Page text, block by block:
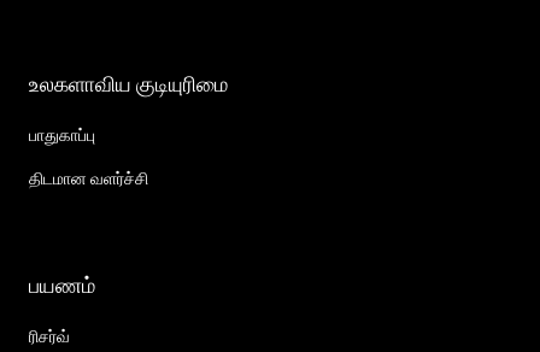
உலகளாவிய குடியுரிமை
பாதுகாப்பு
திடமான வளர்ச்சி
பயணம்
ரிசர்வ்